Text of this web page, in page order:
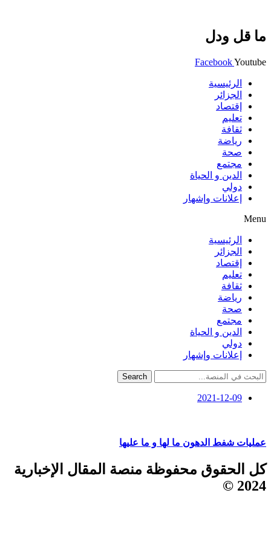
ما قل ودل
FacebookYoutube
الرئيسية
الجزائر
إقتصاد
تعليم
ثقافة
رياضة
صحة
مجتمع
الدين و الحياة
دولي
إعلانات وإشهار
Menu
الرئيسية
الجزائر
إقتصاد
تعليم
ثقافة
رياضة
صحة
مجتمع
الدين و الحياة
دولي
إعلانات وإشهار
Search
2021-12-09
عمليات شفط الدهون ما لها و ما عليها
كل الحقوق محفوظة منصة المقال الإخبارية
2024 ©